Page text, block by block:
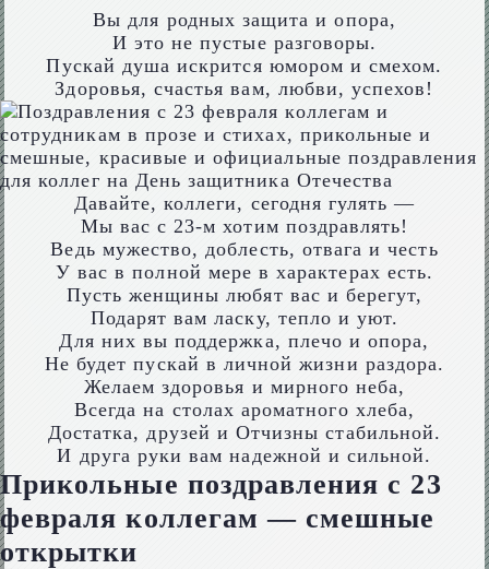
Вы для родных защита и опора,
И это не пустые разговоры.
Пускай душа искрится юмором и смехом.
Здоровья, счастья вам, любви, успехов!
Давайте, коллеги, сегодня гулять —
Мы вас с 23-м хотим поздравлять!
Ведь мужество, доблесть, отвага и честь
У вас в полной мере в характерах есть.
Пусть женщины любят вас и берегут,
Подарят вам ласку, тепло и уют.
Для них вы поддержка, плечо и опора,
Не будет пускай в личной жизни раздора.
Желаем здоровья и мирного неба,
Всегда на столах ароматного хлеба,
Достатка, друзей и Отчизны стабильной.
И друга руки вам надежной и сильной.
Прикольные поздравления с 23
февраля коллегам — смешные
открытки